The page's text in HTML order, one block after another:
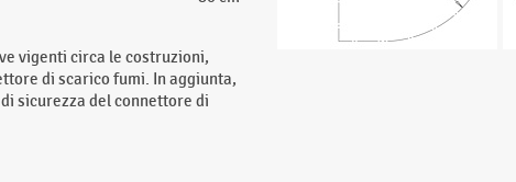
vigenti circa le costruzioni,
di scarico fumi. In aggiunta,
sicurezza del connettore di